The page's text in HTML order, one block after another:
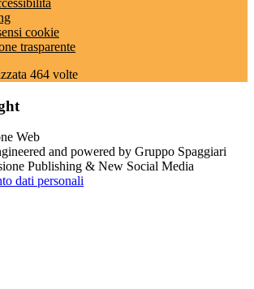
cookie
trasparente
464 volte
and powered by Gruppo Spaggiari
Publishing & New Social Media
dati personali